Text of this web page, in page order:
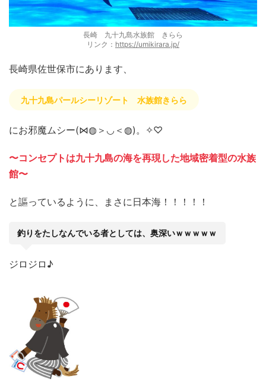
長崎 九十九島水族館 きらら
リンク： https://umikirara.jp/
長崎県佐世保市にあります、
九十九島パールシーリゾート 水族館きらら
にお邪魔ムシー(⋈◍＞◡＜◍)。✧♡
〜コンセプトは九十九島の海を再現した地域密着型の水族
館〜
と謳っているように、まさに日本海！！！！！
釣りをたしなんでいる者としては、奥深いｗｗｗｗｗ
ジロジロ♪